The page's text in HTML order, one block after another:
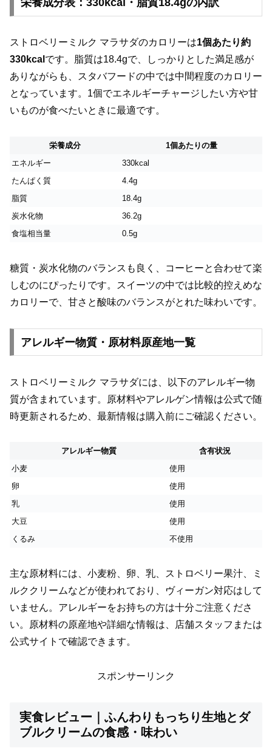
栄養成分表：330kcal・脂質18.4gの内訳
ストロベリーミルク マラサダのカロリーは1個あたり約
330kcal です。脂質は18.4gで、しっかりとした満足感が
ありながらも、スタバフードの中では中間程度のカロリー
となっています。1個でエネルギーチャージしたい方や甘
いものが食べたいときに最適です。
栄養成分
1個あたりの量
エネルギー
330kcal
たんぱく質
4.4g
脂質
18.4g
炭水化物
36.2g
食塩相当量
0.5g
糖質・炭水化物のバランスも良く、コーヒーと合わせて楽
しむのにぴったりです。スイーツの中では比較的控えめな
カロリーで、甘さと酸味のバランスがとれた味わいです。
アレルギー物質・原材料原産地一覧
ストロベリーミルク マラサダには、以下のアレルギー物
質が含まれています。原材料やアレルゲン情報は公式で随
時更新されるため、最新情報は購入前にご確認ください。
アレルギー物質
含有状況
小麦
使用
卵
使用
乳
使用
大豆
使用
くるみ
不使用
主な原材料には、小麦粉、卵、乳、ストロベリー果汁、ミ
ルククリームなどが使われており、ヴィーガン対応はして
いません。アレルギーをお持ちの方は十分ご注意くださ
い。原材料の原産地や詳細な情報は、店舗スタッフまたは
公式サイトで確認できます。
スポンサーリンク
実食レビュー｜ふんわりもっちり生地とダ
ブルクリームの食感・味わい